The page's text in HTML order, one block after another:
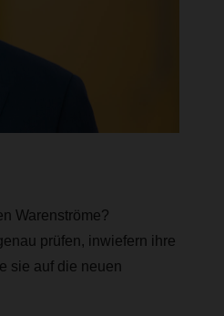
Warenströme?
prüfen, inwiefern ihre
sie auf die neuen